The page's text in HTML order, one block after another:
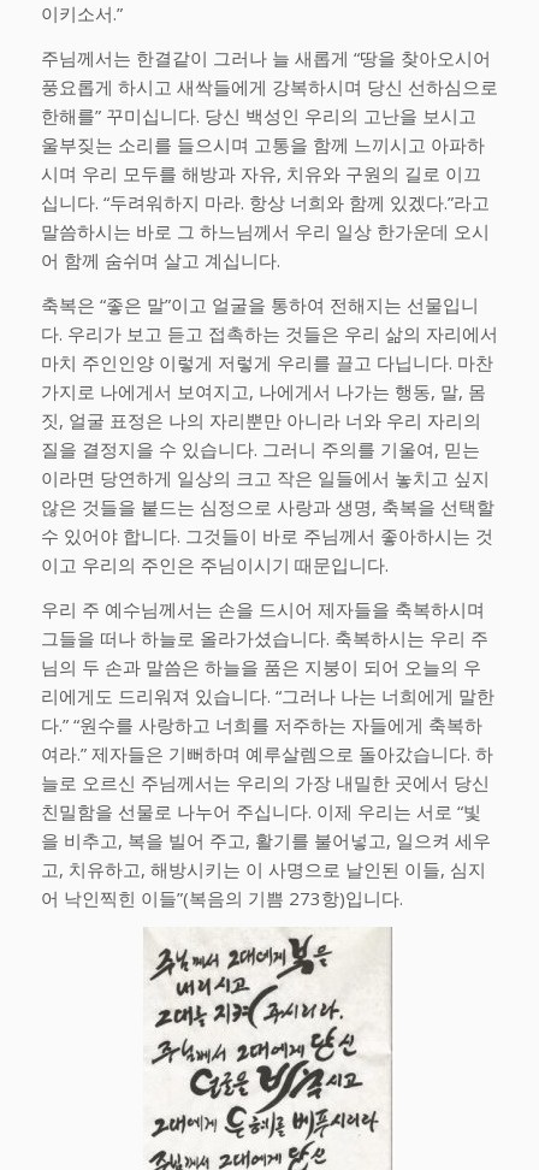
이키소서.”
주님께서는 한결같이 그러나 늘 새롭게 “땅을 찾아오시어
풍요롭게 하시고 새싹들에게 강복하시며 당신 선하심으로
한해를” 꾸미십니다. 당신 백성인 우리의 고난을 보시고
울부짖는 소리를 들으시며 고통을 함께 느끼시고 아파하
시며 우리 모두를 해방과 자유, 치유와 구원의 길로 이끄
십니다. “두려워하지 마라. 항상 너희와 함께 있겠다.”라고
말씀하시는 바로 그 하느님께서 우리 일상 한가운데 오시
어 함께 숨쉬며 살고 계십니다.
축복은 “좋은 말”이고 얼굴을 통하여 전해지는 선물입니
다. 우리가 보고 듣고 접촉하는 것들은 우리 삶의 자리에서
마치 주인인양 이렇게 저렇게 우리를 끌고 다닙니다. 마찬
가지로 나에게서 보여지고, 나에게서 나가는 행동, 말, 몸
짓, 얼굴 표정은 나의 자리뿐만 아니라 너와 우리 자리의
질을 결정지을 수 있습니다. 그러니 주의를 기울여, 믿는
이라면 당연하게 일상의 크고 작은 일들에서 놓치고 싶지
않은 것들을 붙드는 심정으로 사랑과 생명, 축복을 선택할
수 있어야 합니다. 그것들이 바로 주님께서 좋아하시는 것
이고 우리의 주인은 주님이시기 때문입니다.
우리 주 예수님께서는 손을 드시어 제자들을 축복하시며
그들을 떠나 하늘로 올라가셨습니다. 축복하시는 우리 주
님의 두 손과 말씀은 하늘을 품은 지붕이 되어 오늘의 우
리에게도 드리워져 있습니다. “그러나 나는 너희에게 말한
다.” “원수를 사랑하고 너희를 저주하는 자들에게 축복하
여라.” 제자들은 기뻐하며 예루살렘으로 돌아갔습니다. 하
늘로 오르신 주님께서는 우리의 가장 내밀한 곳에서 당신
친밀함을 선물로 나누어 주십니다. 이제 우리는 서로 “빛
을 비추고, 복을 빌어 주고, 활기를 불어넣고, 일으켜 세우
고, 치유하고, 해방시키는 이 사명으로 날인된 이들, 심지
어 낙인찍힌 이들”(복음의 기쁨 273항)입니다.